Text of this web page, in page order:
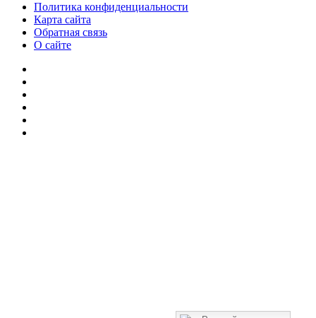
Политика конфиденциальности
Карта сайта
Обратная связь
О сайте